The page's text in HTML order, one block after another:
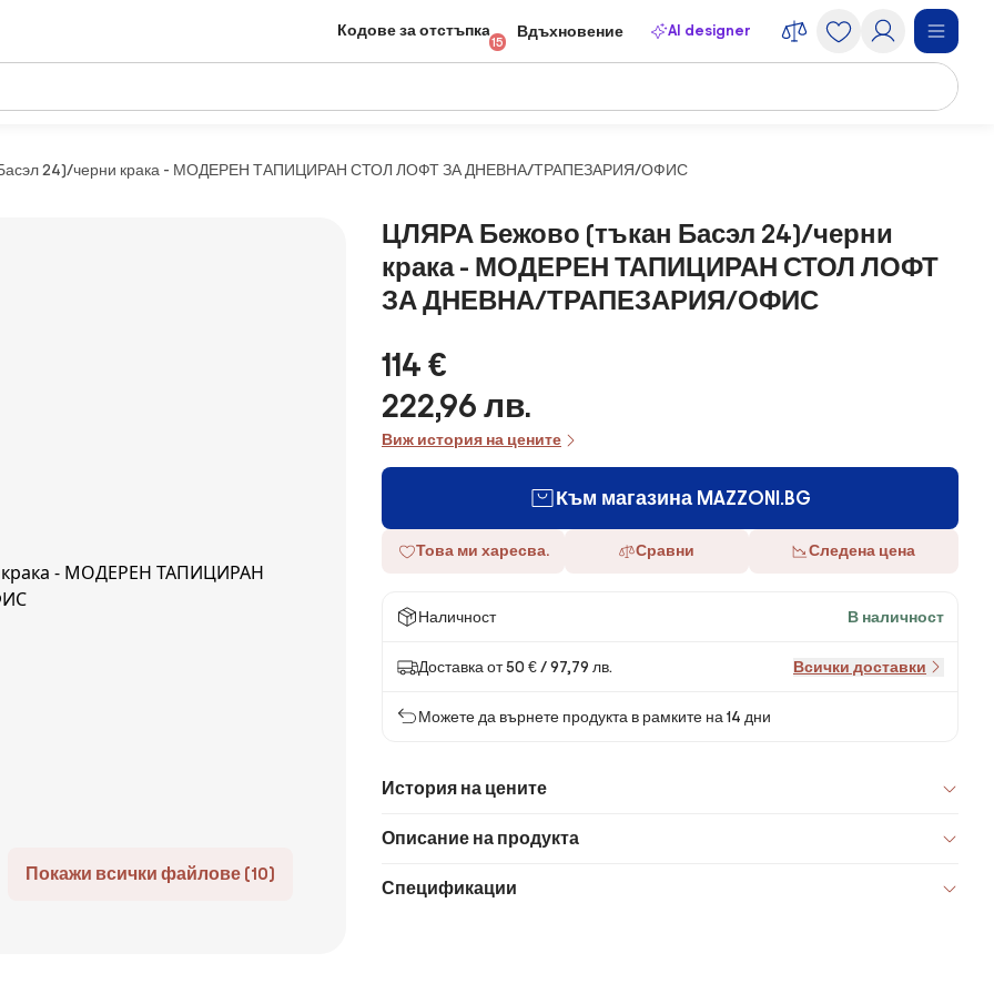
Кодове за отстъпка
15
Вдъхновение AI designer
Басэл 24)/черни крака - МОДЕРЕН ТАПИЦИРАН СТОЛ ЛОФТ ЗА ДНЕВНА/ТРАПЕЗАРИЯ/ОФИС
Покажи всички файлове (10)
ЦЛЯРА Бежово (тъкан Басэл 24)/черни
крака - МОДЕРЕН ТАПИЦИРАН СТОЛ ЛОФТ
ЗА ДНЕВНА/ТРАПЕЗАРИЯ/ОФИС
114 €
222,96 лв.
Виж история на цените
Към магазина MAZZONI.BG
Това ми харесва. Сравни Следена цена
Наличност В наличност
Доставка от 50 € / 97,79 лв. Всички доставки
Можете да върнете продукта в рамките на 14 дни
История на цените
Описание на продукта
Спецификации